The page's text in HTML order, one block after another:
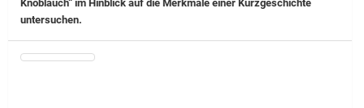
Knoblauch“ im Hinblick auf die Merkmale einer Kurzgeschichte
untersuchen.